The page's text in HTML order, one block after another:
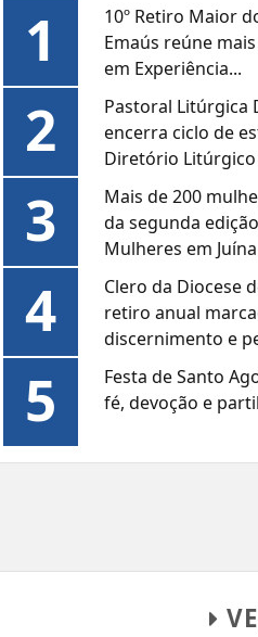
1
10º Retiro Maior
Emaús reúne
em Experiência...
2
Pastoral Litúrgica
encerra ciclo de
Diretório Litúrgico
3
Mais de 200
da segunda
Mulheres em Juína
4
Clero da Diocese
retiro anual
discernimento e
5
Festa de Santo
fé, devoção e